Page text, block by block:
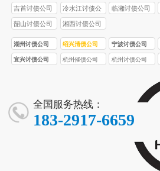
吉首讨债公司
冷水江讨债公
司
临湘讨债公司
韶山讨债公司 湘西讨债公司
湖州讨债公司 绍兴清债公司 宁波讨债公司
宜兴讨债公司 杭州催债公司 杭州讨债公司
全国服务热线：
183-2917-6659